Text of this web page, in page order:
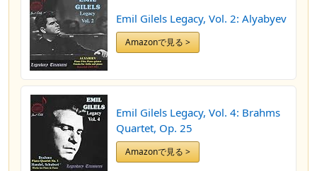
Emil Gilels Legacy, Vol. 2: Alyabyev
Amazonで見る >
Emil Gilels Legacy, Vol. 4: Brahms
Quartet, Op. 25
Amazonで見る >